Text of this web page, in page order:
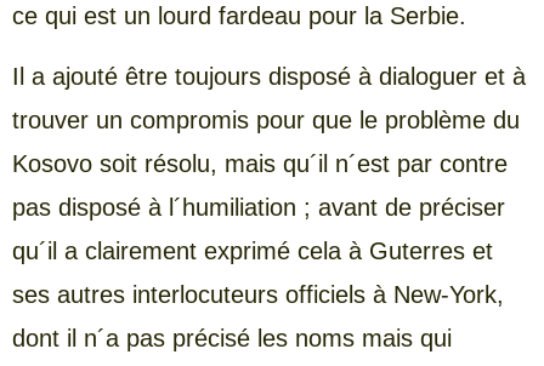
ce qui est un lourd fardeau pour la Serbie.
Il a ajouté être toujours disposé à dialoguer et à
trouver un compromis pour que le problème du
Kosovo soit résolu, mais qu´il n´est par contre
pas disposé à l´humiliation ; avant de préciser
qu´il a clairement exprimé cela à Guterres et
ses autres interlocuteurs officiels à New-York,
dont il n´a pas précisé les noms mais qui